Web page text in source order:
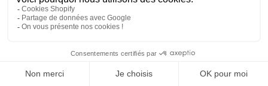
SKIS RANDONNÉE
Tous les skis de Randonnée
Cartes Cadeaux